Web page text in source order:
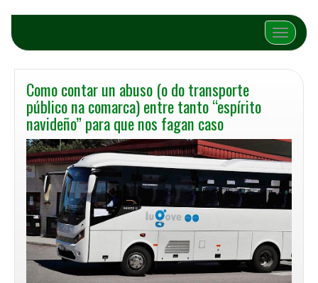
Alternar
Como contar un abuso (o do transporte
público na comarca) entre tanto “espírito
navideño” para que nos fagan caso